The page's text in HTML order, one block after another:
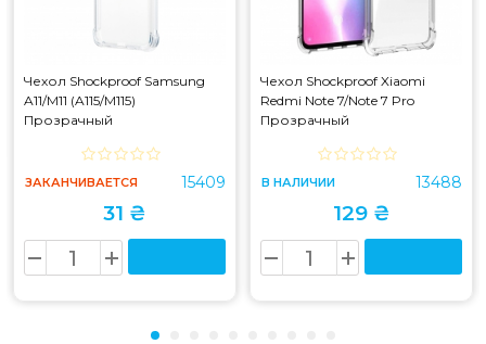
Чехол Shockproof Samsung
A11/M11 (A115/M115)
Прозрачный
ЗАКАНЧИВАЕТСЯ 15409
31 ₴
Чехол Shockproof Xiaomi
Redmi Note 7/Note 7 Pro
Прозрачный
В НАЛИЧИИ 13488
129 ₴